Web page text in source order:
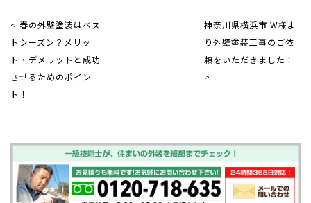
< 春の外壁塗装はベス
トシーズン？メリッ
ト・デメリットと成功
させるためのポイン
ト！
神奈川県横浜市 W様よ
り外壁塗装工事のご依
頼をいただきました！
>